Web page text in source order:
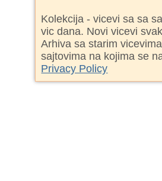
Kolekcija - vicevi sa sa
vic dana. Novi vicevi
Arhiva sa starim
sajtovima na kojima se
Privacy Policy